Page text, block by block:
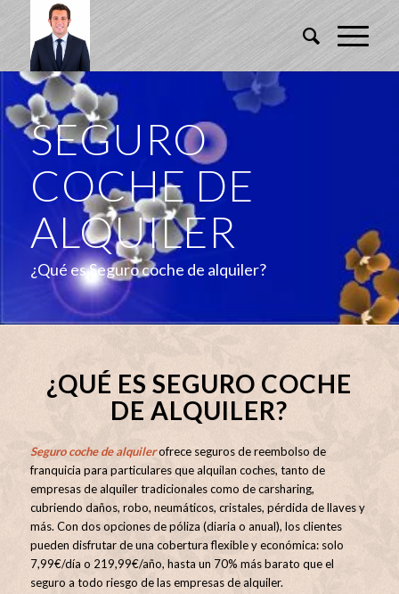
SEGURO
COCHE DE
ALQUILER
¿Qué es Seguro coche de alquiler?
¿QUÉ ES SEGURO COCHE
DE ALQUILER?
Seguro coche de alquilerofrece seguros de reembolso de
franquicia para particulares que alquilan coches, tanto de
empresas de alquiler tradicionales como de carsharing,
cubriendo daños, robo, neumáticos, cristales, pérdida de llaves y
más. Con dos opciones de póliza (diaria o anual), los clientes
pueden disfrutar de una cobertura flexible y económica: solo
7,99€/día o 219,99€/año, hasta un 70% más barato que el
seguro a todo riesgo de las empresas de alquiler.